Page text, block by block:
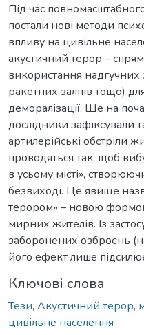
Під час
постали нові методи
впливу на цивільне
акустичний терор –
використання надгучних
ракетних залпів тощо)
деморалізації. Ще на
дослідники зафіксували
артилерійські обстріли
проводяться так, щоб
в усьому місті»,
безвиході. Це явище
терором» – новою
мирних жителів. Із
заборонених озброєнь
його ефект лише
Ключові слова
Тези, Акустичний терор,
цивільне населення